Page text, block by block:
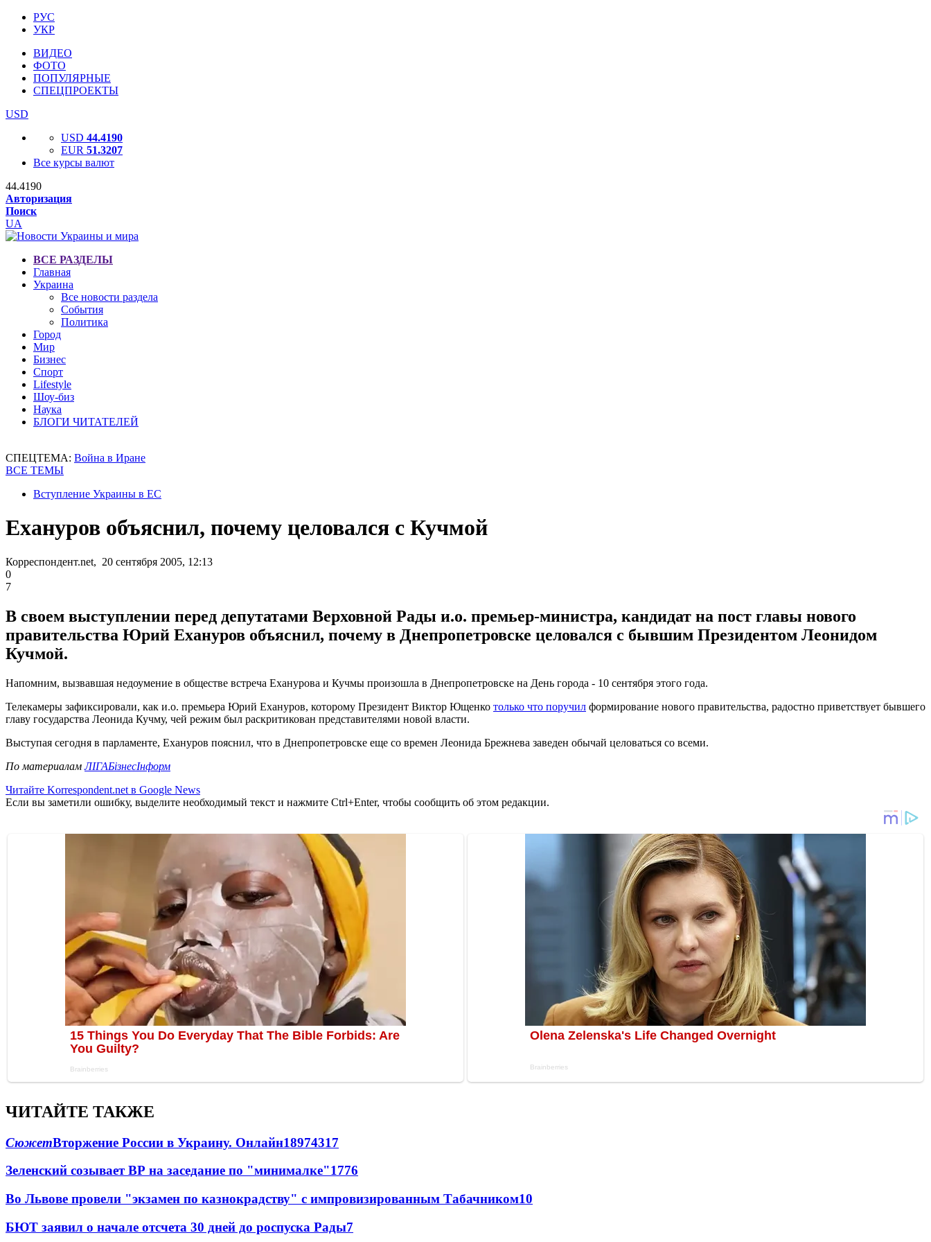
РУС
УКР
ВИДЕО
ФОТО
ПОПУЛЯРНЫЕ
СПЕЦПРОЕКТЫ
USD
USD 44.4190
EUR 51.3207
Все курсы валют
44.4190
Авторизация
Поиск
UA
ВСЕ РАЗДЕЛЫ
Главная
Украина
Все новости раздела
События
Политика
Город
Мир
Бизнес
Спорт
Lifestyle
Шоу-биз
Наука
БЛОГИ ЧИТАТЕЛЕЙ
СПЕЦТЕМА: Война в Иране
ВСЕ ТЕМЫ
Вступление Украины в ЕС
Ехануров объяснил, почему целовался с Кучмой
Корреспондент.net, 20 сентября 2005, 12:13
0
7
В своем выступлении перед депутатами Верховной Рады и.о. премьер-министра, кандидат на пост главы нового
правительства Юрий Ехануров объяснил, почему в Днепропетровске целовался с бывшим Президентом Леонидом
Кучмой.
Напомним, вызвавшая недоумение в обществе встреча Еханурова и Кучмы произошла в Днепропетровске на День города - 10 сентября этого года.
Телекамеры зафиксировали, как и.о. премьера Юрий Ехануров, которому Президент Виктор Ющенко только что поручил формирование нового правительства, радостно приветствует бывшего
главу государства Леонида Кучму, чей режим был раскритикован представителями новой власти.
Выступая сегодня в парламенте, Ехануров пояснил, что в Днепропетровске еще со времен Леонида Брежнева заведен обычай целоваться со всеми.
По материаламЛІГАБізнесІнформ
Читайте Korrespondent.net в Google News
Если вы заметили ошибку, выделите необходимый текст и нажмите Ctrl+Enter, чтобы сообщить об этом редакции.
ЧИТАЙТЕ ТАКЖЕ
СюжетВторжение России в Украину. Онлайн18974317
Зеленский созывает ВР на заседание по "минималке"1776
Во Львове провели "экзамен по казнокрадству" с импровизированным Табачником10
БЮТ заявил о начале отсчета 30 дней до роспуска Рады7